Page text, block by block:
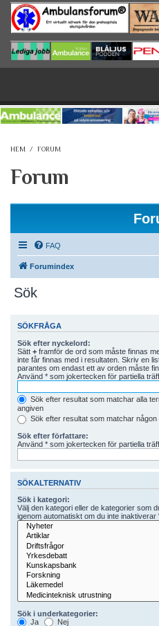
Hoppa till huvudinnehåll
HEM / FORUM
Forum